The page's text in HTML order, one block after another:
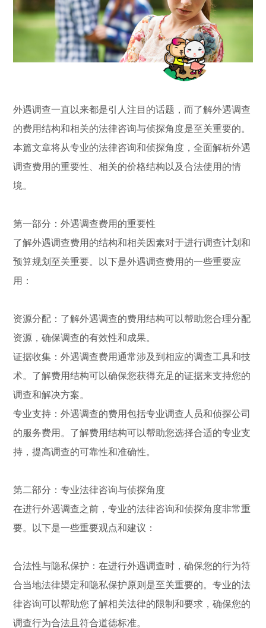
外遇调查一直以来都是引人注目的话题，而了解外遇调查
的费用结构和相关的法律咨询与侦探角度是至关重要的。
本篇文章将从专业的法律咨询和侦探角度，全面解析外遇
调查费用的重要性、相关的价格结构以及合法使用的情
境。
第一部分：外遇调查费用的重要性
了解外遇调查费用的结构和相关因素对于进行调查计划和
预算规划至关重要。以下是外遇调查费用的一些重要应
用：
资源分配：了解外遇调查的费用结构可以帮助您合理分配
资源，确保调查的有效性和成果。
证据收集：外遇调查费用通常涉及到相应的调查工具和技
术。了解费用结构可以确保您获得充足的证据来支持您的
调查和解决方案。
专业支持：外遇调查的费用包括专业调查人员和侦探公司
的服务费用。了解费用结构可以帮助您选择合适的专业支
持，提高调查的可靠性和准确性。
第二部分：专业法律咨询与侦探角度
在进行外遇调查之前，专业的法律咨询和侦探角度非常重
要。以下是一些重要观点和建议：
合法性与隐私保护：在进行外遇调查时，确保您的行为符
合当地法律槼定和隐私保护原则是至关重要的。专业的法
律咨询可以帮助您了解相关法律的限制和要求，确保您的
调查行为合法且符合道德标准。